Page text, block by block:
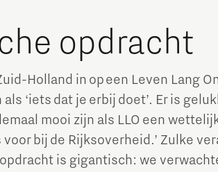
opdracht
Holland in op een Leven Lang
‘iets dat je erbij doet’. Er is
mooi zijn als LLO een
bij de Rijksoverheid.’ Zulke
is gigantisch: we